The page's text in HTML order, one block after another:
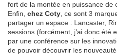
fort de la montée en puissance de
Enfin, chez Coty , ce sont 3
partager un espace : Lancaster,
sessions (forcément, j’ai donc
par une conférence sur les
de pouvoir découvrir les